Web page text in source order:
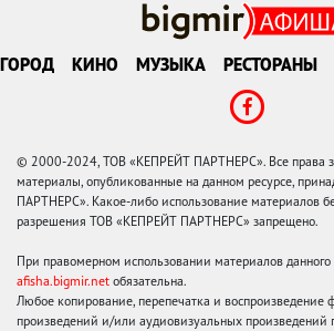
ГОРОД КИНО МУЗЫКА РЕСТОРАНЫ
© 2000-2024, ТОВ «КЕПРЕЙТ ПАРТНЕРС». Все права
материалы, опубликованные на данном ресурсе,
ПАРТНЕРС». Какое-либо использование материалов
разрешения ТОВ «КЕПРЕЙТ ПАРТНЕРС» запрещено.
При правомерном использовании материалов данного
afisha.bigmir.net обязательна.
Любое копирование, перепечатка и воспроизведение
произведений и/или аудиовизуальных произведений